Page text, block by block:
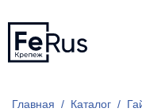
Главная Каталог